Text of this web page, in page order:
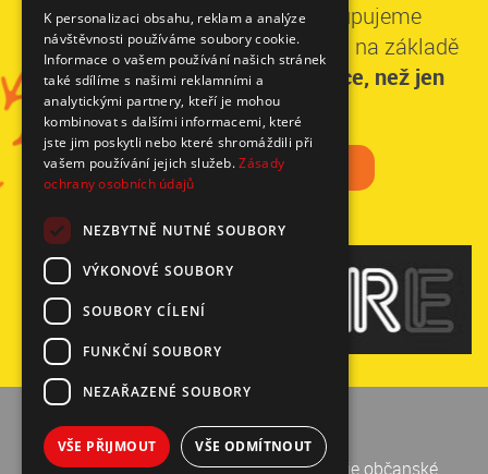
Ke každému partnerovi přistupujeme
individuálně a stavíme spolupráci na základě
domluvených priorit.Získáte více, než jen
dobrý pocit.
CHCEME POMÁHAT
Mapa stránek|RSS
Cookies
© 2026Česká televize&Nadace rozvoje občanské
K personalizaci obsahu, reklam a analýze
návštěvnosti používáme soubory cookie.
Informace o vašem používání našich stránek
také sdílíme s našimi reklamními a
analytickými partnery, kteří je mohou
kombinovat s dalšími informacemi, které
jste jim poskytli nebo které shromáždili při
vašem používání jejich služeb.Zásady
ochrany osobních údajů
NEZBYTNĚ NUTNÉ SOUBORY
VÝKONOVÉ SOUBORY
SOUBORY CÍLENÍ
FUNKČNÍ SOUBORY
NEZAŘAZENÉ SOUBORY
VŠE PŘIJMOUT VŠE ODMÍTNOUT